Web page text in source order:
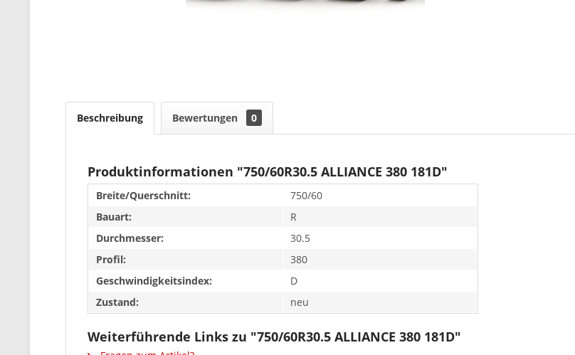
Beschreibung Bewertungen 0
Produktinformationen "750/60R30.5 ALLIANCE 380 181D"
Breite/Querschnitt:
750/60
Bauart:
R
Durchmesser:
30.5
Profil:
380
Geschwindigkeitsindex:
D
Zustand:
neu
Weiterführende Links zu "750/60R30.5 ALLIANCE 380 181D"